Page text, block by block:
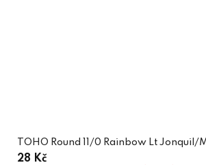
TOHO Round 11/0 Rainbow Lt Jonquil/
28 Kč